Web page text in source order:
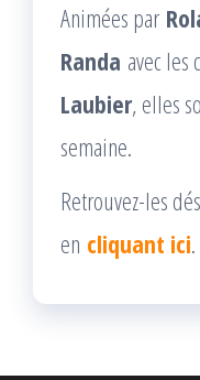
Animées par
Randa avec les
Laubier, elles
semaine.
Retrouvez-les
en cliquant ici.